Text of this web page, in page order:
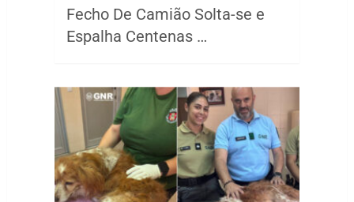
Fecho De Camião Solta-se e
Espalha Centenas …